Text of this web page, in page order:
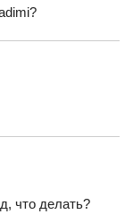
что делать?